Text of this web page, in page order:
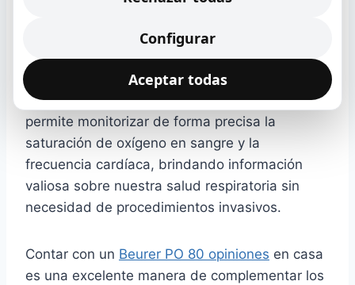
El pulsioxímetro Beurer PO 80 es un dispositivo
compacto y fácil de usar que se ha convertido
en un aliado para quienes buscan mantener un
estilo de vida saludable. Este instrumento
permite monitorizar de forma precisa la
saturación de oxígeno en sangre y la
frecuencia cardíaca, brindando información
valiosa sobre nuestra salud respiratoria sin
necesidad de procedimientos invasivos.
Contar con un Beurer PO 80 opiniones en casa
es una excelente manera de complementar los
Configurar
Aceptar todas